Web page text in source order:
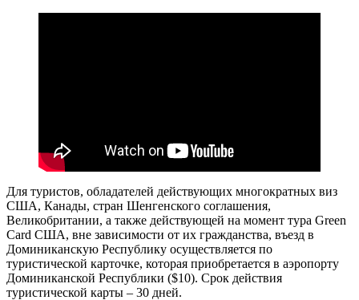
Для туристов, обладателей действующих многократных виз
США, Канады, стран Шенгенского соглашения,
Великобритании, а также действующей на момент тура Green
Card США, вне зависимости от их гражданства, въезд в
Доминиканскую Республику осуществляется по
туристической карточке, которая приобретается в аэропорту
Доминиканской Республики ($10). Срок действия
туристической карты – 30 дней.